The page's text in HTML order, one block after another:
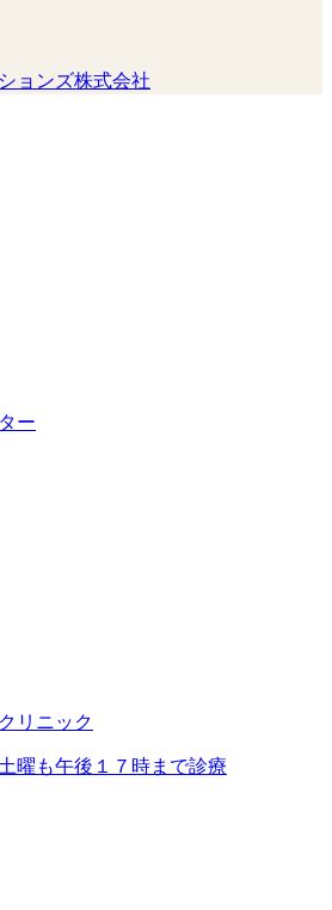
ョンズ株式会社
ー
リニック
曜も午後１７時まで診療